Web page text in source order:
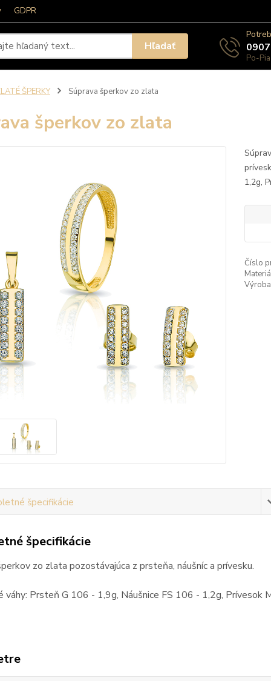
GDPR
Hľadať
Po-
ŠPERKY Súprava šperkov zo zlata
šperkov zo zlata
1,2g,
Číslo
špecifikácie
špecifikácie
zo zlata pozostávajúca z prsteňa, náušníc a prívesku.
váhy: Prsteň G 106 - 1,9g, Náušnice FS 106 - 1,2g, Prívesok